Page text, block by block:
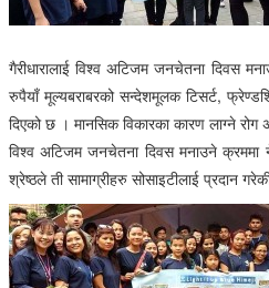
गैरीधारालाई विश्व अटिजम जनचेतना दिवस
रुपैयाँ मूल्यबराबरको सन्देशमूलक टिसर्ट,
दिएको छ । मानसिक विकारका कारण लाग्ने रोग
विश्व अटिजम जनचेतना दिवस मनाउने
श्रेष्ठले ती सामाग्रीहरु सोसाइटीलाई प्रदान